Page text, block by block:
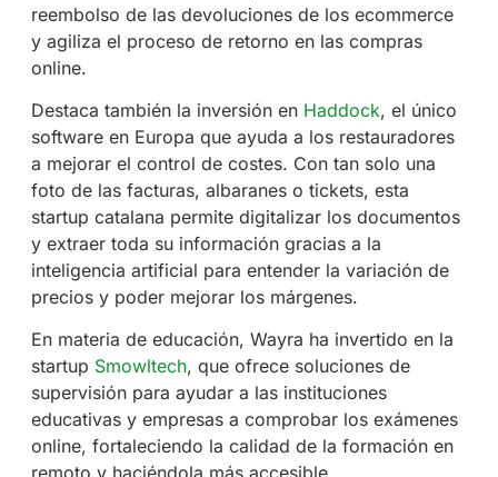
reembolso de las devoluciones de los ecommerce
y agiliza el proceso de retorno en las compras
online.
Destaca también la inversión en Haddock, el único
software en Europa que ayuda a los restauradores
a mejorar el control de costes. Con tan solo una
foto de las facturas, albaranes o tickets, esta
startup catalana permite digitalizar los documentos
y extraer toda su información gracias a la
inteligencia artificial para entender la variación de
precios y poder mejorar los márgenes.
En materia de educación, Wayra ha invertido en la
startup Smowltech, que ofrece soluciones de
supervisión para ayudar a las instituciones
educativas y empresas a comprobar los exámenes
online, fortaleciendo la calidad de la formación en